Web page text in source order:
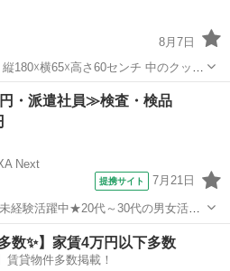
8月7日
180☓横65☓高さ60センチ 中のクッシ
バーをかけて問題なく使用していま
バーもお付けします。 現地までお引
家具
・派遣社員≫検査・検品
Next
提携サイト 7月21日
経験活躍中★20代～30代の男女活躍
会社負担！マイカー通勤OK！無料駐
郡大津町》 人気の工場のお
数✨】家賃4万円以下多数
賃貸物件多数掲載！